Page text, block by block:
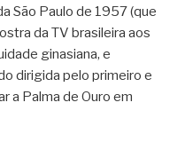
São Paulo de 1957 (que
da TV brasileira aos
ginasiana, e
dirigida pelo primeiro e
a Palma de Ouro em